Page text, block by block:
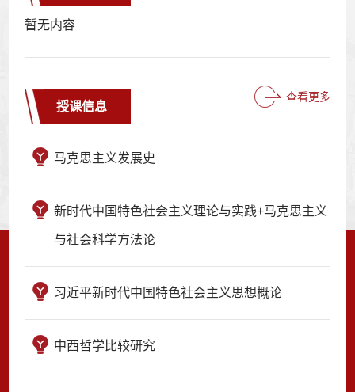
暂无内容
授课信息
查看更多
马克思主义发展史
新时代中国特色社会主义理论与实践+马克思主义
与社会科学方法论
习近平新时代中国特色社会主义思想概论
中西哲学比较研究